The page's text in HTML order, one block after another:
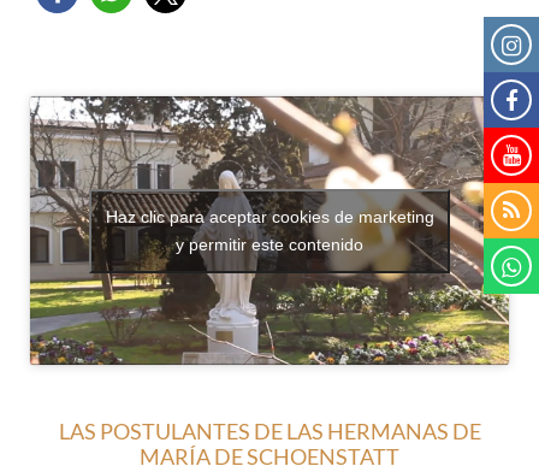
Haz clic para aceptar cookies de marketing
y permitir este contenido
LAS POSTULANTES DE LAS HERMANAS DE
MARÍA DE SCHOENSTATT